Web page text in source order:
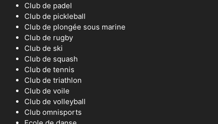
Club de padel
Club de pickleball
Club de plongée sous marine
Club de rugby
Club de ski
Club de squash
Club de tennis
Club de triathlon
Club de voile
Club de volleyball
Club omnisports